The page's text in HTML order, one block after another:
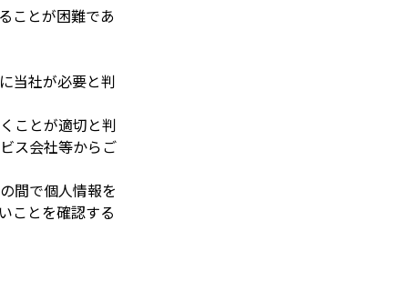
ことが困難であ
当社が必要と判
ことが適切と判
ス会社等からご
間で個人情報を
ことを確認する